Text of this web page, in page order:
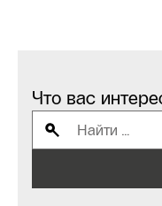
Что вас